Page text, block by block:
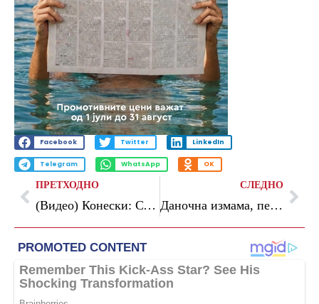
Facebook Twitter LinkedIn
Telegram WhatsApp OK
ПРЕТХОДНО
(Видео) Конески: СДММ тоне во безидејност, наместо предлози и поддршка на младите, тие се занимаваат со некрофилство како нивните ментори
СЛЕДНО
Даночна измама, перење пари, злосторничко здружување: кривични за 23 физички и 15 правни лица од Струмица, го оштетиле државниот буџет за над 94 милиони евра